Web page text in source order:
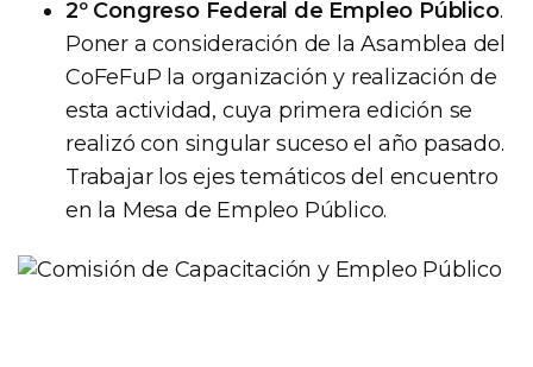
2º Congreso Federal de Empleo Público.
Poner a consideración de la Asamblea del
CoFeFuP la organización y realización de
esta actividad, cuya primera edición se
realizó con singular suceso el año pasado.
Trabajar los ejes temáticos del encuentro
en la Mesa de Empleo Público.